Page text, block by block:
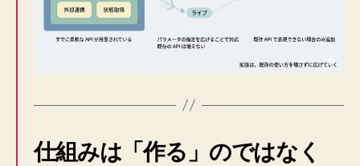
仕組みは「作る」のではなく